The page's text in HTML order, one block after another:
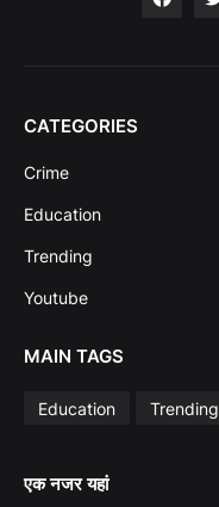
CATEGORIES
Crime
Education
Trending
Youtube
MAIN TAGS
Education Trending
एक नजर यहां